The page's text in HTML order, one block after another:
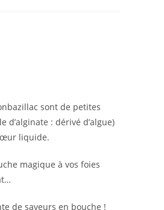
sont de petites
d’alginate : dérivé d’algue)
liquide.
magique à vos foies
de saveurs en bouche !